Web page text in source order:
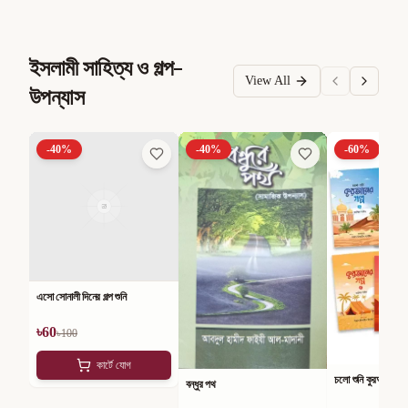
ইসলামী সাহিত্য ও গল্প-
উপন্যাস
View All
-40%
এসো সোনালী দিনের গল্প শুনি
৳60৳100
কার্টে যোগ
-40%
বন্ধুর পথ
-60%
চলো শুনি কুরআনের